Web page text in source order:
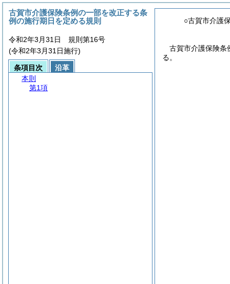
○古賀市介護
古賀市介護保険条
る。
古賀市介護保険条例の一部を改正する条
例の施行期日を定める規則
令和2年3月31日 規則第16号
(令和2年3月31日施行)
条項目次
沿革
本則
第1項